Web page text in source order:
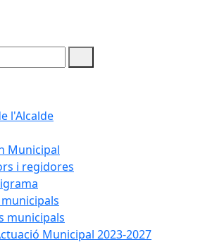
l'Alcalde
Municipal
i regidores
municipals
Municipal 2023-2027